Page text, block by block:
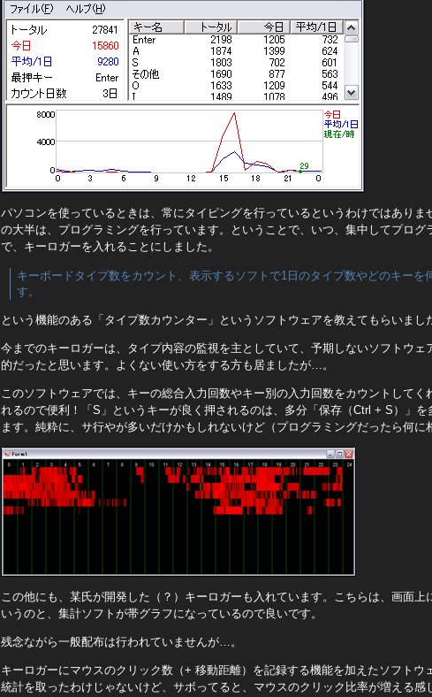
パソコンを使っているときは、常にタイピングを行っているというわけではありま
の大半は、プログラミングを行っています。ということで、いつ、集中してプロ
で、キーロガーを入れることにしました。
キーボードタイプ数をカウント、表示するソフトで1日のタイプ数やどのキーを
す。
という機能のある「タイプ数カウンター」というソフトウェアを教えてもらいまし
今までのキーロガーは、タイプ内容の監視を主としていて、予期しないソフトウェ
的だったと思います。よくない使い方をする方も居ましたが…。
このソフトウェアでは、キーの総合入力回数やキー別の入力回数をカウントしてく
れるので便利！「S」というキーが良く押されるのは、多分「保存（Ctrl + S）」
ます。純粋に、サ行やが多いだけかもしれないけど（プログラミングだったら何に
この他にも、某氏が開発した（？）キーロガーも入れています。こちらは、画面上
いうのと、集計ソフトが帯グラフになっているので良いです。
残念ながら一般配布は行われていませんが…。
キーロガーにマウスのクリック数（+ 移動距離）を記録する機能を加えたソフトウ
統計を取ったわけじゃないけど、サボってると、マウスのクリック比率が増える